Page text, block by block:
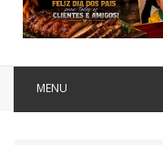
MENU